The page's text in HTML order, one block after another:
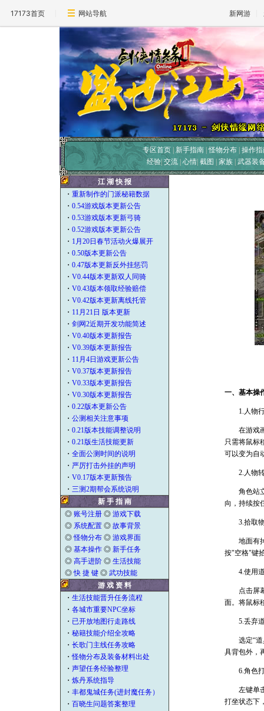
17173首页 网站导航 新网游
专区首页 新手指南 |怪物分布 操作
经验| 交流 心情 截图 家族 武器装
江 湖 快 报
・重新制作的门派秘籍数据
・0.54游戏版本更新公告
・0.53游戏版本更新弓骑
・0.52游戏版本更新公告
・ 1月20日春节活动火爆展开
・0.50版本更新公告
・0.47版本更新反外挂惩罚
・V0.44版本更新双人同骑
・V0.43版本领取经验赔偿
・V0.42版本更新离线托管
・ 11月21日 版本更新
・剑网2近期开发功能简述
・V0.40版本更新报告
・V0.39版本更新报告
・ 11月4日游戏更新公告
・V0.37版本更新报告
・V0.33版本更新报告
・V0.30版本更新报告
・0.22版本更新公告
・公测相关注意事项
・0.21版本技能调整说明
・0.21版生活技能更新
・全面公测时间的说明
・ 严厉打击外挂的声明
・V0.17版本更新预告
・三测2期帮会系统说明
新 手 指 南
◎账号注册 ◎游戏下载
◎ 系统配置 ◎故事背景
◎怪物分布 ◎游戏界面
◎基本操作 ◎新手任务
◎高手进阶 ◎生活技能
◎快 捷 键 ◎武功技能
游 戏 资 料
・生活技能晋升任务流程
・各城市重要NPC坐标
・ 已开放地图行走路线
・秘籍技能介绍全攻略
・长歌门主线任务攻略
・怪物分布及装备材料出处
・声望任务经验整理
・炼丹系统指导
・丰都鬼城任务(进封魔任务）
・百晓生问题答案整理
一、基本操
1.人物
在游戏画
只需将鼠标
可以变为自
2.人物
角色站立
向，持续按
3.拾取
地面有掉
按"空格"键
4.使用
点击屏幕
面。将鼠标
5.丢弃
选定“道具
具背包外，
6.角色
左键单击
打坐状态下